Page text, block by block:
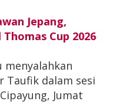
Jepang,
Cup 2026
menyalahkan
Taufik dalam sesi
Jumat